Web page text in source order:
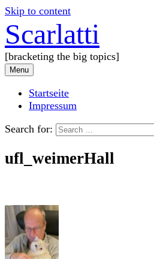
Skip to content
Scarlatti
[bracketing the big topics]
Menu
Startseite
Impressum
Search for:
ufl_weimerHall